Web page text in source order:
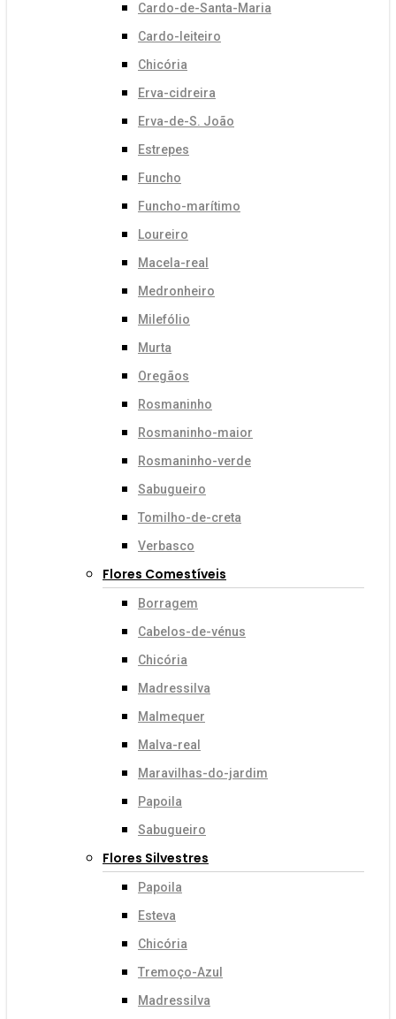
Cardo-de-Santa-Maria
Cardo-leiteiro
Chicória
Erva-cidreira
Erva-de-S. João
Estrepes
Funcho
Funcho-marítimo
Loureiro
Macela-real
Medronheiro
Milefólio
Murta
Oregãos
Rosmaninho
Rosmaninho-maior
Rosmaninho-verde
Sabugueiro
Tomilho-de-creta
Verbasco
Flores Comestíveis
Borragem
Cabelos-de-vénus
Chicória
Madressilva
Malmequer
Malva-real
Maravilhas-do-jardim
Papoila
Sabugueiro
Flores Silvestres
Papoila
Esteva
Chicória
Tremoço-Azul
Madressilva